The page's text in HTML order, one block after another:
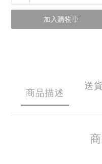
加入購物車
商品描述
送